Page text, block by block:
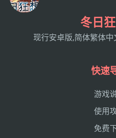
冬日
现行安卓版,简体繁体
快速
游戏
使用
免费